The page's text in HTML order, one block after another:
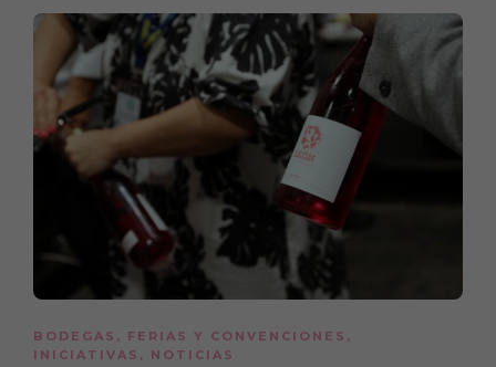
BODEGAS , FERIAS Y CONVENCIONES ,
INICIATIVAS , NOTICIAS